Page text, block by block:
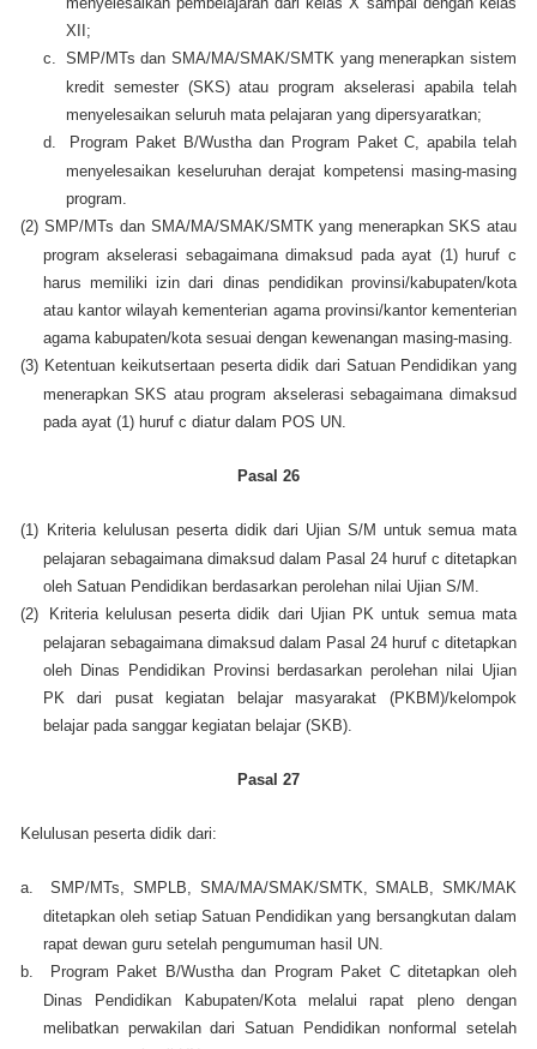
XII;
c.
SMP/MTs dan SMA/MA/SMAK/SMTK yang menerapkan sistem
kredit semester (SKS) atau program akselerasi apabila telah
menyelesaikan seluruh mata pelajaran yang dipersyaratkan;
d.
Program Paket B/Wustha dan Program Paket C, apabila telah
menyelesaikan keseluruhan derajat kompetensi masing-masing
program.
(2) SMP/MTs dan SMA/MA/SMAK/SMTK yang menerapkan SKS atau
program akselerasi sebagaimana dimaksud pada ayat (1) huruf c
harus memiliki izin dari dinas pendidikan provinsi/kabupaten/kota
atau kantor wilayah kementerian agama provinsi/kantor kementerian
agama kabupaten/kota sesuai dengan kewenangan masing-masing.
(3) Ketentuan keikutsertaan peserta didik dari Satuan Pendidikan yang
menerapkan SKS atau program akselerasi sebagaimana dimaksud
pada ayat (1) huruf c diatur dalam POS UN.
Pasal 26
(1) Kriteria kelulusan peserta didik dari Ujian S/M untuk semua mata
pelajaran sebagaimana dimaksud dalam Pasal 24 huruf c ditetapkan
oleh Satuan Pendidikan berdasarkan perolehan nilai Ujian S/M.
(2)
Kriteria kelulusan peserta didik dari Ujian PK untuk semua mata
pelajaran sebagaimana dimaksud dalam Pasal 24 huruf c ditetapkan
oleh Dinas Pendidikan Provinsi berdasarkan perolehan nilai Ujian
PK dari pusat kegiatan belajar masyarakat (PKBM)/kelompok
belajar pada sanggar kegiatan belajar (SKB).
Pasal 27
Kelulusan peserta didik dari:
a.
SMP/MTs, SMPLB, SMA/MA/SMAK/SMTK, SMALB, SMK/MAK
ditetapkan oleh setiap Satuan Pendidikan yang bersangkutan dalam
rapat dewan guru setelah pengumuman hasil UN.
b.
Program Paket B/Wustha dan Program Paket C ditetapkan oleh
Dinas Pendidikan Kabupaten/Kota melalui rapat pleno dengan
melibatkan perwakilan dari Satuan Pendidikan nonformal setelah